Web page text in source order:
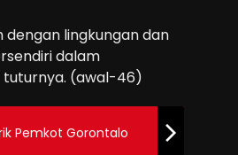
lingkungan dan
dalam
tuturnya. (awal-46)
Pemkot Gorontalo